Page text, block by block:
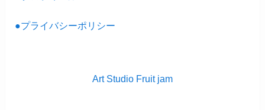
●プライバシーポリシー
Art Studio Fruit jam